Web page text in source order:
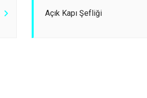
Karapürçek
Açık Kapı Şefliği